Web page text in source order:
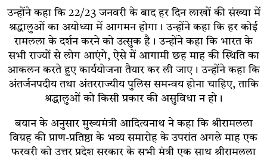
उन्होंने कहा कि 22/23 जनवरी के बाद हर दिन लाखों की संख्या में
श्रद्धालुओं का अयोध्या में आगमन होगा। उन्होंने कहा कि हर कोई
रामलला के दर्शन करने को उत्सुक है। उन्होंने कहा कि भारत के
सभी राज्यों से लोग आएंगे, ऐसे में आगामी छह माह की स्थिति का
आकलन करते हुए कार्ययोजना तैयार कर ली जाए। उन्होंने कहा कि
अंतर्जनपदीय तथा अंतरराज्यीय पुलिस समन्वय होना चाहिए, ताकि
श्रद्धालुओं को किसी प्रकार की असुविधा न हो।
बयान के अनुसार मुख्यमंत्री आदित्यनाथ ने कहा कि श्रीरामलला
विग्रह की प्राण-प्रतिष्ठा के भव्य समारोह के उपरांत अगले माह एक
फरवरी को उत्तर प्रदेश सरकार के सभी मंत्री एक साथ श्रीरामलला